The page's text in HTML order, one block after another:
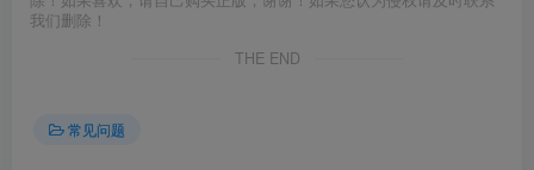
我们删除！
THE END
常见问题